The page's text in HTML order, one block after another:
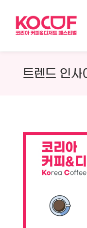
content
트렌드 인사